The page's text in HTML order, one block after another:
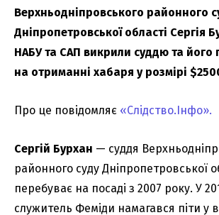
Верхньодніпровського районного
Дніпропетровської області Сергія
НАБУ та САП викрили суддю та його
на отриманні хабаря у розмірі
Про це повідомляє «Слідство.Інфо».
Сергій Бурхан — суддя
районного суду Дніпропетровської
перебуває на посаді з 2007 року. У
служитель Феміди намагався піти у